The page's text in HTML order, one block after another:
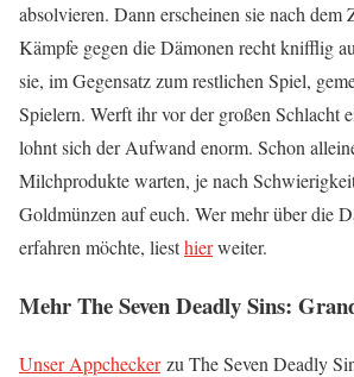
absolvieren. Dann erscheinen sie nach
Kämpfe gegen die Dämonen recht knifflig
sie, im Gegensatz zum restlichen Spiel,
Spielern. Werft ihr vor der großen Schlacht
lohnt sich der Aufwand enorm. Schon
Milchprodukte warten, je nach
Goldmünzen auf euch. Wer mehr über die
erfahren möchte, liesthierweiter.
Mehr The Seven Deadly Sins:
Unser Appcheckerzu The Seven Deadly